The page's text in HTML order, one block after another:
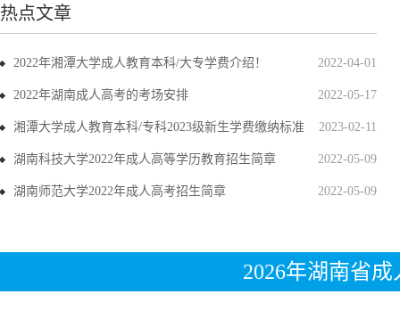
热点文章
2022-04-01
2022年湘潭大学成人教育本科/大专学费介绍！
2022-05-17
2022年湖南成人高考的考场安排
2023-02-11
湘潭大学成人教育本科/专科2023级新生学费缴纳标准
2022-05-09
湖南科技大学2022年成人高等学历教育招生简章
2022-05-09
湖南师范大学2022年成人高考招生简章
2026年湖南省